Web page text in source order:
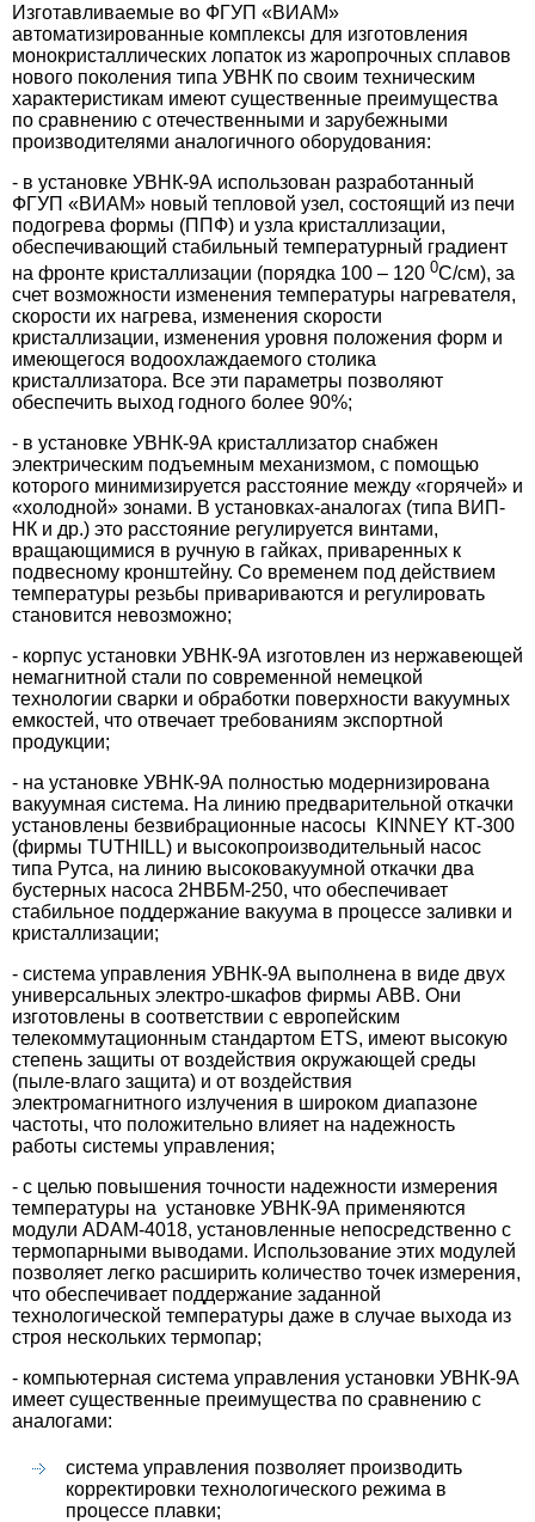
Изготавливаемые во ФГУП «ВИАМ»
автоматизированные комплексы для изготовления
монокристаллических лопаток из жаропрочных сплавов
нового поколения типа УВНК по своим техническим
характеристикам имеют существенные преимущества
по сравнению с отечественными и зарубежными
производителями аналогичного оборудования:
- в установке УВНК-9А использован разработанный
ФГУП «ВИАМ» новый тепловой узел, состоящий из печи
подогрева формы (ППФ) и узла кристаллизации,
обеспечивающий стабильный температурный градиент
на фронте кристаллизации (порядка 100 – 120 0С/см), за
счет возможности изменения температуры нагревателя,
скорости их нагрева, изменения скорости
кристаллизации, изменения уровня положения форм и
имеющегося водоохлаждаемого столика
кристаллизатора. Все эти параметры позволяют
обеспечить выход годного более 90%;
- в установке УВНК-9А кристаллизатор снабжен
электрическим подъемным механизмом, с помощью
которого минимизируется расстояние между «горячей» и
«холодной» зонами. В установках-аналогах (типа ВИП-
НК и др.) это расстояние регулируется винтами,
вращающимися в ручную в гайках, приваренных к
подвесному кронштейну. Со временем под действием
температуры резьбы привариваются и регулировать
становится невозможно;
- корпус установки УВНК-9А изготовлен из нержавеющей
немагнитной стали по современной немецкой
технологии сварки и обработки поверхности вакуумных
емкостей, что отвечает требованиям экспортной
продукции;
- на установке УВНК-9А полностью модернизирована
вакуумная система. На линию предварительной откачки
установлены безвибрационные насосы KINNEY КТ-300
(фирмы TUTHILL) и высокопроизводительный насос
типа Рутса, на линию высоковакуумной откачки два
бустерных насоса 2НВБМ-250, что обеспечивает
стабильное поддержание вакуума в процессе заливки и
кристаллизации;
- система управления УВНК-9А выполнена в виде двух
универсальных электро-шкафов фирмы АВВ. Они
изготовлены в соответствии с европейским
телекоммутационным стандартом ETS, имеют высокую
степень защиты от воздействия окружающей среды
(пыле-влаго защита) и от воздействия
электромагнитного излучения в широком диапазоне
частоты, что положительно влияет на надежность
работы системы управления;
- с целью повышения точности надежности измерения
температуры на установке УВНК-9А применяются
модули ADAM-4018, установленные непосредственно с
термопарными выводами. Использование этих модулей
позволяет легко расширить количество точек измерения,
что обеспечивает поддержание заданной
технологической температуры даже в случае выхода из
строя нескольких термопар;
- компьютерная система управления установки УВНК-9А
имеет существенные преимущества по сравнению с
аналогами:
система управления позволяет производить
корректировки технологического режима в
процессе плавки;